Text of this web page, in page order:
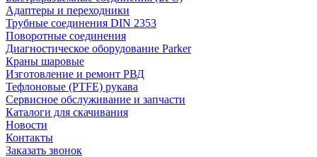
Адаптеры и переходники
Трубные соединения DIN 2353
Поворотные соединения
Диагностическое оборудование Parker
Краны шаровые
Изготовление и ремонт РВД
Тефлоновые (PTFE) рукава
Сервисное обслуживание и запчасти
Каталоги для скачивания
Новости
Контакты
Заказать звонок